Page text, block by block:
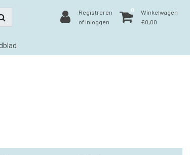
Registreren
of Inloggen
0
Winkelwagen
€0,00